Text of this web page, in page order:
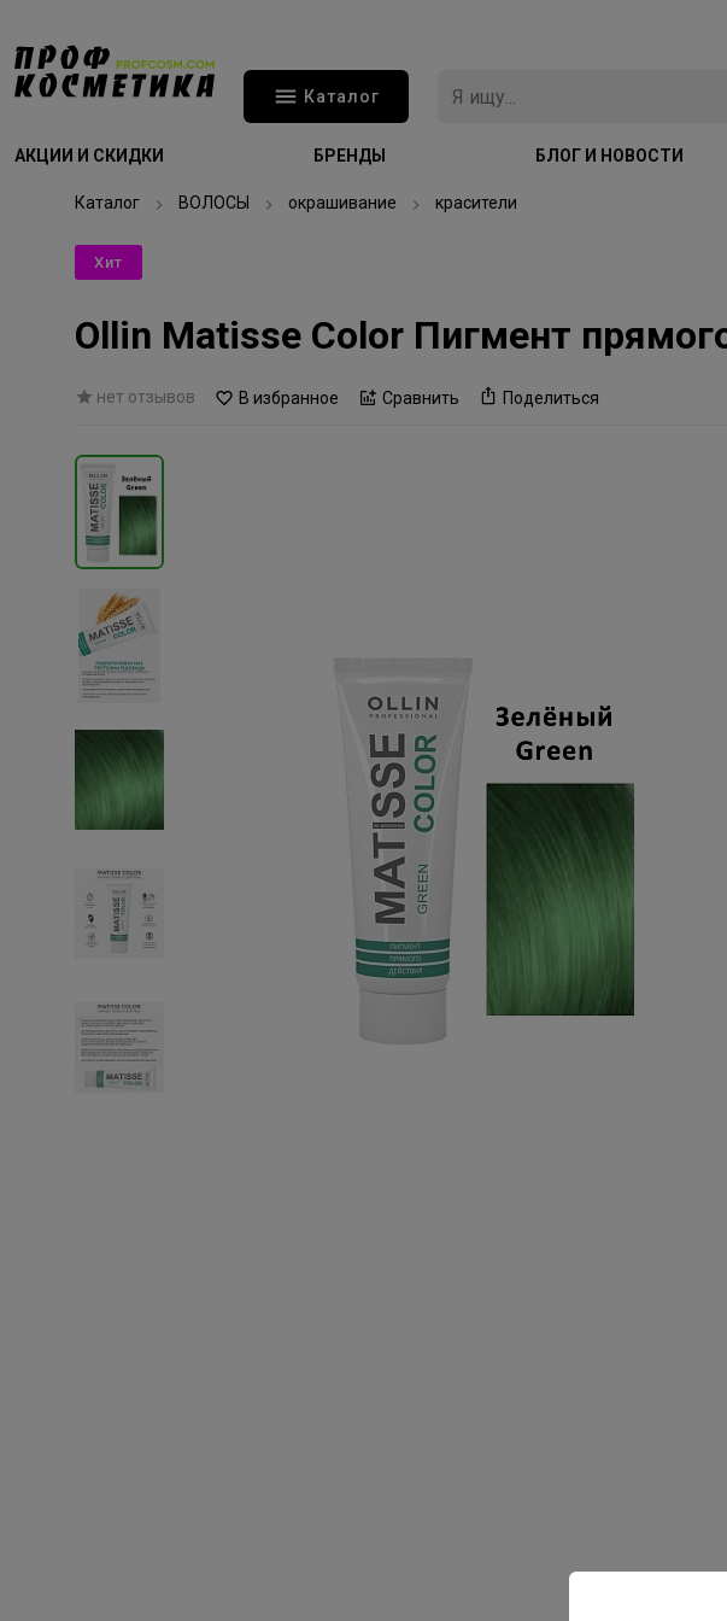
Каталог
АКЦИИ И СКИДКИ БРЕНДЫ БЛОГ И НОВОСТИ
Каталог ВОЛОСЫ окрашивание красители
Хит
Ollin Matisse Color Пигмент
нет отзывов В избранное Сравнить Поделиться